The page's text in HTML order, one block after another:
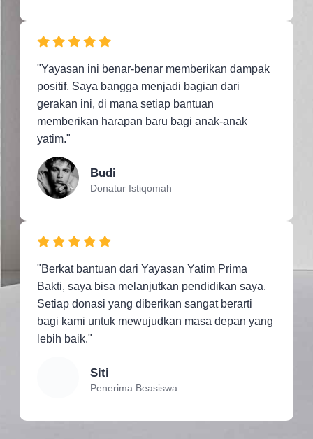
"Yayasan ini benar-benar memberikan dampak
positif. Saya bangga menjadi bagian dari
gerakan ini, di mana setiap bantuan
memberikan harapan baru bagi anak-anak
yatim."
Budi
Donatur Istiqomah
"Berkat bantuan dari Yayasan Yatim Prima
Bakti, saya bisa melanjutkan pendidikan saya.
Setiap donasi yang diberikan sangat berarti
bagi kami untuk mewujudkan masa depan yang
lebih baik."
Siti
Penerima Beasiswa